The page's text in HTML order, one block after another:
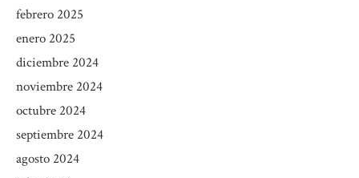
febrero 2025
enero 2025
diciembre 2024
noviembre 2024
octubre 2024
septiembre 2024
agosto 2024